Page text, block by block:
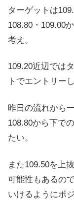
ターゲットは
108.80・109.00
考え。
109.20近辺では
トでエントリー
昨日の流れから
108.80から下で
たい。
また109.50を上
可能性もあるの
いけるようにポ